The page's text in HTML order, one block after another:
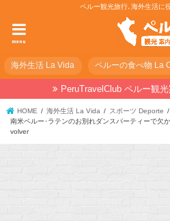
ペルー観光旅行､海外生活に
menu
海外生活 La Vida ペルーの食べ物 La
PeruTravelClub ペルー観
HOME 海外生活 La Vida スポーツ Deporte
南米ペルー･ラテンのお別れダンスパーティーで欠
volver